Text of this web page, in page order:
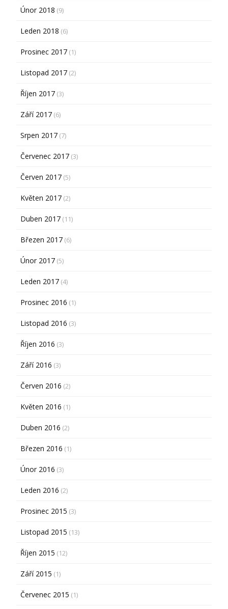
Únor 2018 (9)
Leden 2018 (6)
Prosinec 2017 (1)
Listopad 2017 (2)
Říjen 2017 (3)
Září 2017 (6)
Srpen 2017 (7)
Červenec 2017 (3)
Červen 2017 (5)
Květen 2017 (2)
Duben 2017 (11)
Březen 2017 (6)
Únor 2017 (5)
Leden 2017 (4)
Prosinec 2016 (1)
Listopad 2016 (3)
Říjen 2016 (3)
Září 2016 (3)
Červen 2016 (2)
Květen 2016 (1)
Duben 2016 (2)
Březen 2016 (1)
Únor 2016 (3)
Leden 2016 (2)
Prosinec 2015 (3)
Listopad 2015 (13)
Říjen 2015 (12)
Září 2015 (1)
Červenec 2015 (1)